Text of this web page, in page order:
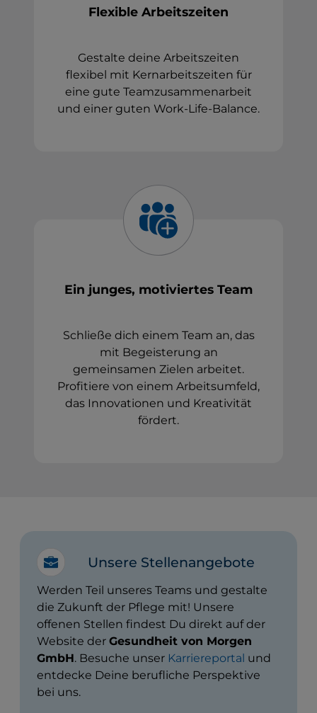
Flexible Arbeitszeiten
Gestalte deine Arbeitszeiten
flexibel mit Kernarbeitszeiten für
eine gute Teamzusammenarbeit
und einer guten Work-Life-Balance.
Ein junges, motiviertes Team
Schließe dich einem Team an, das
mit Begeisterung an
gemeinsamen Zielen arbeitet.
Profitiere von einem Arbeitsumfeld,
das Innovationen und Kreativität
fördert.
Unsere Stellenangebote
Werden Teil unseres Teams und gestalte
die Zukunft der Pflege mit! Unsere
offenen Stellen findest Du direkt auf der
Website der Gesundheit von Morgen
GmbH. Besuche unser Karriereportal und
entdecke Deine berufliche Perspektive
bei uns.